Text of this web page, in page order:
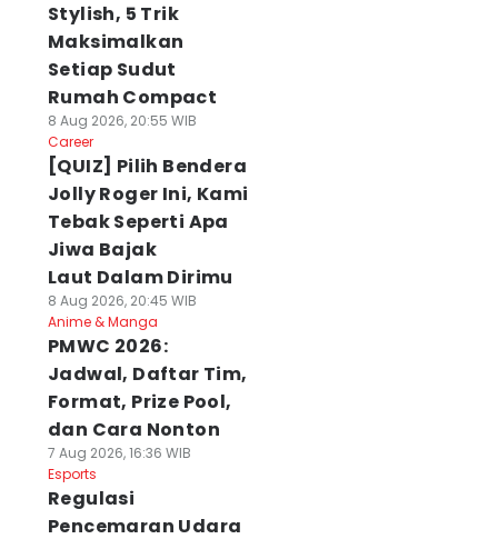
Stylish, 5 Trik
Maksimalkan
Setiap Sudut
Rumah Compact
8 Aug 2026, 20:55 WIB
Career
[QUIZ] Pilih Bendera
Jolly Roger Ini, Kami
Tebak Seperti Apa
Jiwa Bajak
Laut Dalam Dirimu
8 Aug 2026, 20:45 WIB
Anime & Manga
PMWC 2026:
Jadwal, Daftar Tim,
Format, Prize Pool,
dan Cara Nonton
7 Aug 2026, 16:36 WIB
Esports
Regulasi
Pencemaran Udara